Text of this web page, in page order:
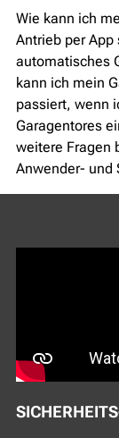
Wie kann ich
Antrieb per App
automatisches
kann ich mein
passiert, wenn
Garagentores
weitere Fragen
Anwender- und